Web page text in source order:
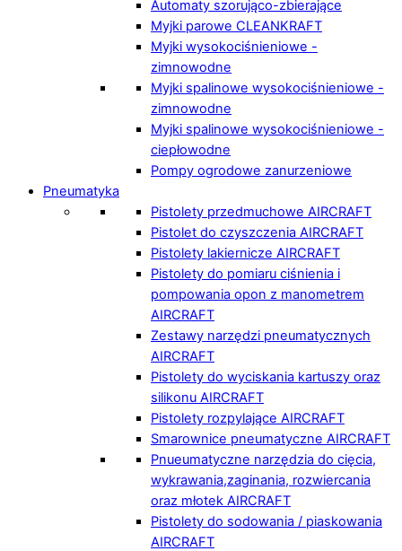
Automaty szorująco-zbierające
Myjki parowe CLEANKRAFT
Myjki wysokociśnieniowe -
zimnowodne
Myjki spalinowe wysokociśnieniowe -
zimnowodne
Myjki spalinowe wysokociśnieniowe -
ciepłowodne
Pompy ogrodowe zanurzeniowe
Pneumatyka
Pistolety przedmuchowe AIRCRAFT
Pistolet do czyszczenia AIRCRAFT
Pistolety lakiernicze AIRCRAFT
Pistolety do pomiaru ciśnienia i
pompowania opon z manometrem
AIRCRAFT
Zestawy narzędzi pneumatycznych
AIRCRAFT
Pistolety do wyciskania kartuszy oraz
silikonu AIRCRAFT
Pistolety rozpylające AIRCRAFT
Smarownice pneumatyczne AIRCRAFT
Pnueumatyczne narzędzia do cięcia,
wykrawania,zaginania, rozwiercania
oraz młotek AIRCRAFT
Pistolety do sodowania / piaskowania
AIRCRAFT